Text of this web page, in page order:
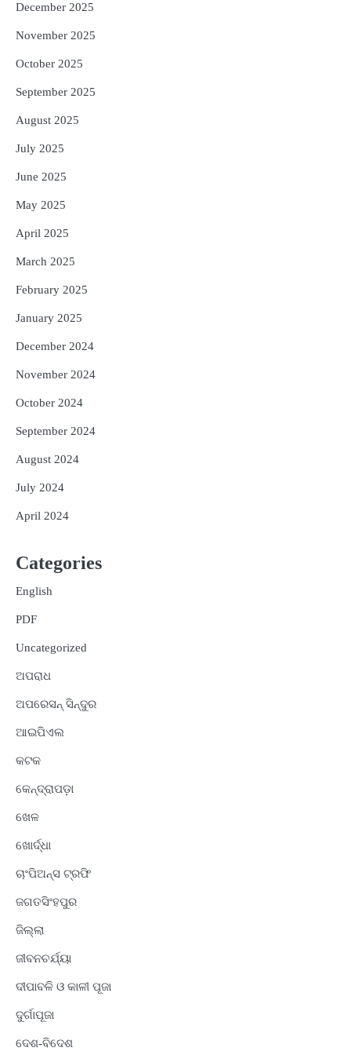
December 2025
November 2025
October 2025
September 2025
August 2025
July 2025
June 2025
May 2025
April 2025
March 2025
February 2025
January 2025
December 2024
November 2024
October 2024
September 2024
August 2024
July 2024
April 2024
Categories
English
PDF
Uncategorized
ଅପରାଧ
ଅପରେସନ୍ ସିନ୍ଦୁର
ଆଇପିଏଲ
କଟକ
କେନ୍ଦ୍ରାପଡ଼ା
ଖେଳ
ଖୋର୍ଦ୍ଧା
ଚାଂପିଅନ୍ସ ଟ୍ରଫି
ଜଗତସିଂହପୁର
ଜିଲ୍ଲା
ଜୀବନଚର୍ଯ୍ୟା
ଦୀପାବଳି ଓ କାଳୀ ପୂଜା
ଦୁର୍ଗାପୂଜା
ଦେଶ-ବିଦେଶ